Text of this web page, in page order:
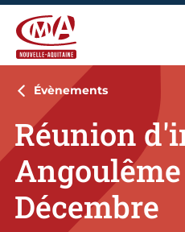
CMA Nouvelle-Aquitaine
Évènements
Réunion
Décembre